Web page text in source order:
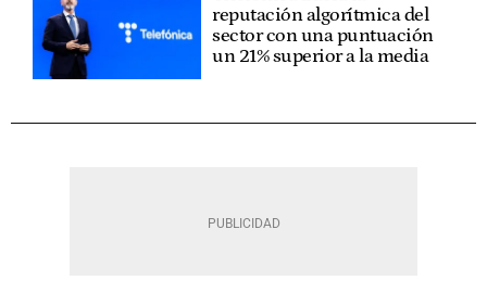
reputación algorítmica del
sector con una puntuación
un 21% superior a la media